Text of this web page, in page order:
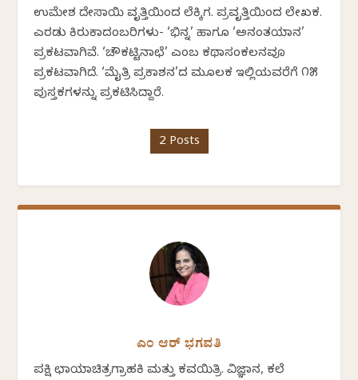
ಉಮೇಶ ದೇಸಾಯಿ ವೃತ್ತಿಯಿಂದ ಲೆಕ್ಕಿಗ. ಪ್ರವೃತ್ತಿಯಿಂದ ಲೇಖಕ.
ಎರಡು ಕಿರುಕಾದಂಬರಿಗಳು- ‘ಭಿನ್ನ’ ಹಾಗೂ ‘ಅನಂತಯಾನ’
ಪ್ರಕಟವಾಗಿವೆ. ‘ಚೌಕಟ್ಟಿನಾಛೆ’ ಎಂಬ ಕಥಾಸಂಕಲನವೂ
ಪ್ರಕಟವಾಗಿದೆ. ‘ಮೈತ್ರಿ ಪ್ರಕಾಶನ’ದ ಮೂಲಕ ಇಲ್ಲಿಯವರೆಗೆ ೧೫
ಪುಸ್ತಕಗಳನ್ನು ಪ್ರಕಟಿಸಿದ್ದಾರೆ.
2 Posts
ಎಂ ಆರ್ ಭಗವತಿ
ಪಕ್ಷಿ ಛಾಯಾಚಿತ್ರಗ್ರಾಹಕಿ ಮತ್ತು ಕವಯಿತ್ರಿ. ವಿಜ್ಞಾನ, ಕಲೆ